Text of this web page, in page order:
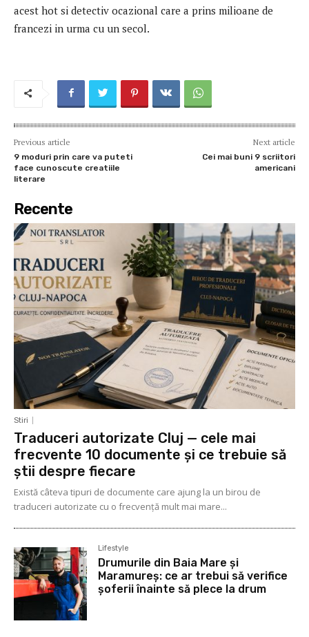
acest hot si detectiv ocazional care a prins milioane de
francezi in urma cu un secol.
Previous article
9 moduri prin care va puteti
face cunoscute creatiile
literare
Next article
Cei mai buni 9 scriitori
americani
Recente
Stiri
Traduceri autorizate Cluj — cele mai
frecvente 10 documente și ce trebuie să
știi despre fiecare
Există câteva tipuri de documente care ajung la un birou de
traduceri autorizate cu o frecvență mult mai mare...
Lifestyle
Drumurile din Baia Mare și
Maramureș: ce ar trebui să verifice
șoferii înainte să plece la drum